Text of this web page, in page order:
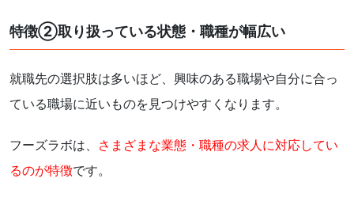
特徴②取り扱っている状態・職種が幅広い
就職先の選択肢は多いほど、興味のある職場や自分に合っ
ている職場に近いものを見つけやすくなります。
フーズラボは、 さまざまな業態・職種の求人に対応してい
るのが特徴です。